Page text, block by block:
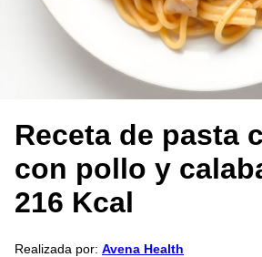
Receta de pasta
con pollo y
216 Kcal
Realizada por: Avena Health